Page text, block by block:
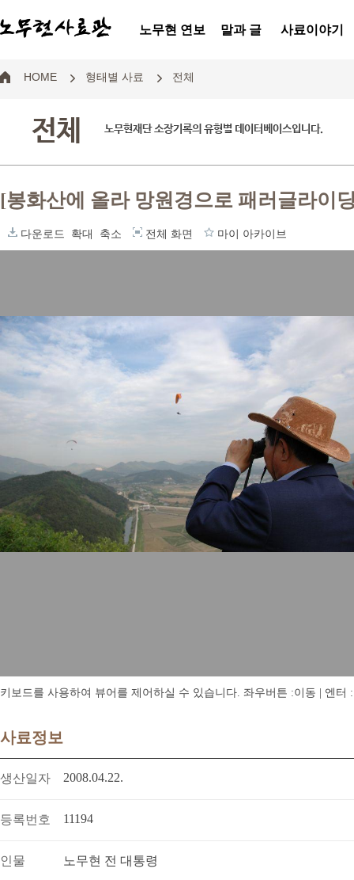
노무현 연보 말과 글 사료이야기
HOME 형태별 사료 전체
전체 노무현재단 소장기록의 유형별 데이터베이스입니다.
[봉화산에 올라 망원경으로 패러글라이
다운로드 확대 축소 전체 화면 마이 아카이브
키보드를 사용하여 뷰어를 제어하실 수 있습니다. 좌우버튼 :이동 | 엔터
사료정보
생산일자 2008.04.22.
등록번호 11194
인물 노무현 전 대통령